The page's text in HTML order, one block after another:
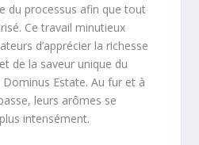
du processus afin que tout
Ce travail minutieux
d’apprécier la richesse
de la saveur unique du
Estate. Au fur et à
leurs arômes se
intensément.